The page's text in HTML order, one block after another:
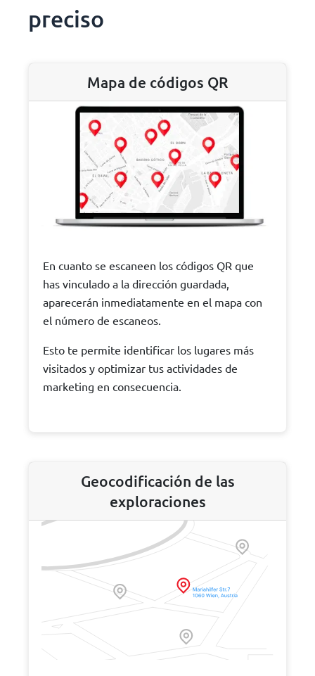
preciso
Geocodificación de las
exploraciones
Mapa de códigos QR
En cuanto se escaneen los códigos QR que
has vinculado a la dirección guardada,
aparecerán inmediatamente en el mapa con
el número de escaneos.
Esto te permite identificar los lugares más
visitados y optimizar tus actividades de
marketing en consecuencia.